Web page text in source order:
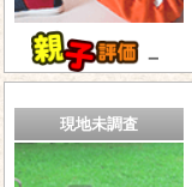
－
現地未調査